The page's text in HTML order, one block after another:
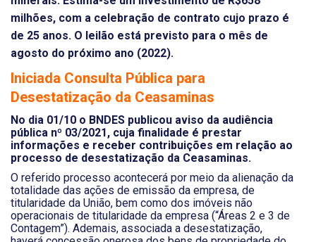
milhões, com a celebração de contrato cujo prazo é
de 25 anos. O leilão está previsto para o mês de
agosto do próximo ano (2022).
Iniciada Consulta Pública para
Desestatização da Ceasaminas
No dia 01/10 o BNDES publicou aviso da audiência
pública nº 03/2021, cuja finalidade é prestar
informações e receber contribuições em relação ao
processo de desestatização da Ceasaminas.
O referido processo acontecerá por meio da alienação da
totalidade das ações de emissão da empresa, de
titularidade da União, bem como dos imóveis não
operacionais de titularidade da empresa (“Áreas 2 e 3 de
Contagem”). Ademais, associada a desestatização,